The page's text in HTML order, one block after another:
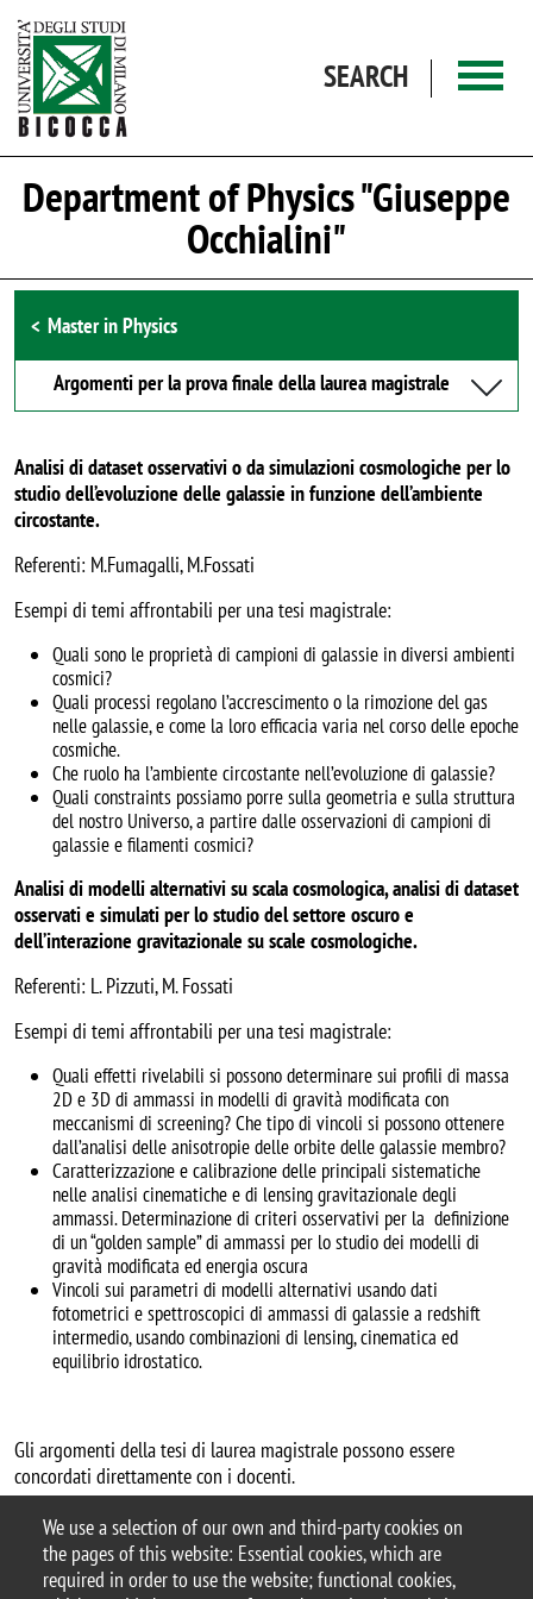
We use a selection of our own and third-party cookies on
the pages of this website: Essential cookies, which are
required in order to use the website; functional cookies,
SEARCH
Department of Physics "Giuseppe
Occhialini"
Browse the section
Master in Physics
Argomenti per la prova finale della laurea magistrale
Analisi di dataset osservativi o da simulazioni cosmologiche per lo
studio dell’evoluzione delle galassie in funzione dell’ambiente
circostante.
Referenti: M.Fumagalli, M.Fossati
Esempi di temi affrontabili per una tesi magistrale:
Quali sono le proprietà di campioni di galassie in diversi ambienti
cosmici?
Quali processi regolano l’accrescimento o la rimozione del gas
nelle galassie, e come la loro efficacia varia nel corso delle epoche
cosmiche.
Che ruolo ha l’ambiente circostante nell’evoluzione di galassie?
Quali constraints possiamo porre sulla geometria e sulla struttura
del nostro Universo, a partire dalle osservazioni di campioni di
galassie e filamenti cosmici?
Analisi di modelli alternativi su scala cosmologica, analisi di dataset
osservati e simulati per lo studio del settore oscuro e
dell’interazione gravitazionale su scale cosmologiche.
Referenti: L. Pizzuti, M. Fossati
Esempi di temi affrontabili per una tesi magistrale:
Quali effetti rivelabili si possono determinare sui profili di massa
2D e 3D di ammassi in modelli di gravità modificata con
meccanismi di screening? Che tipo di vincoli si possono ottenere
dall’analisi delle anisotropie delle orbite delle galassie membro?
Caratterizzazione e calibrazione delle principali sistematiche
nelle analisi cinematiche e di lensing gravitazionale degli
ammassi. Determinazione di criteri osservativi per la definizione
di un “golden sample” di ammassi per lo studio dei modelli di
gravità modificata ed energia oscura
Vincoli sui parametri di modelli alternativi usando dati
fotometrici e spettroscopici di ammassi di galassie a redshift
intermedio, usando combinazioni di lensing, cinematica ed
equilibrio idrostatico.
Gli argomenti della tesi di laurea magistrale possono essere
concordati direttamente con i docenti.
Per ulteriori informazioni potete contattare il referente di
Astrofisica, Prof.ssa Monica Colpi (monica.colpi@unimib.it